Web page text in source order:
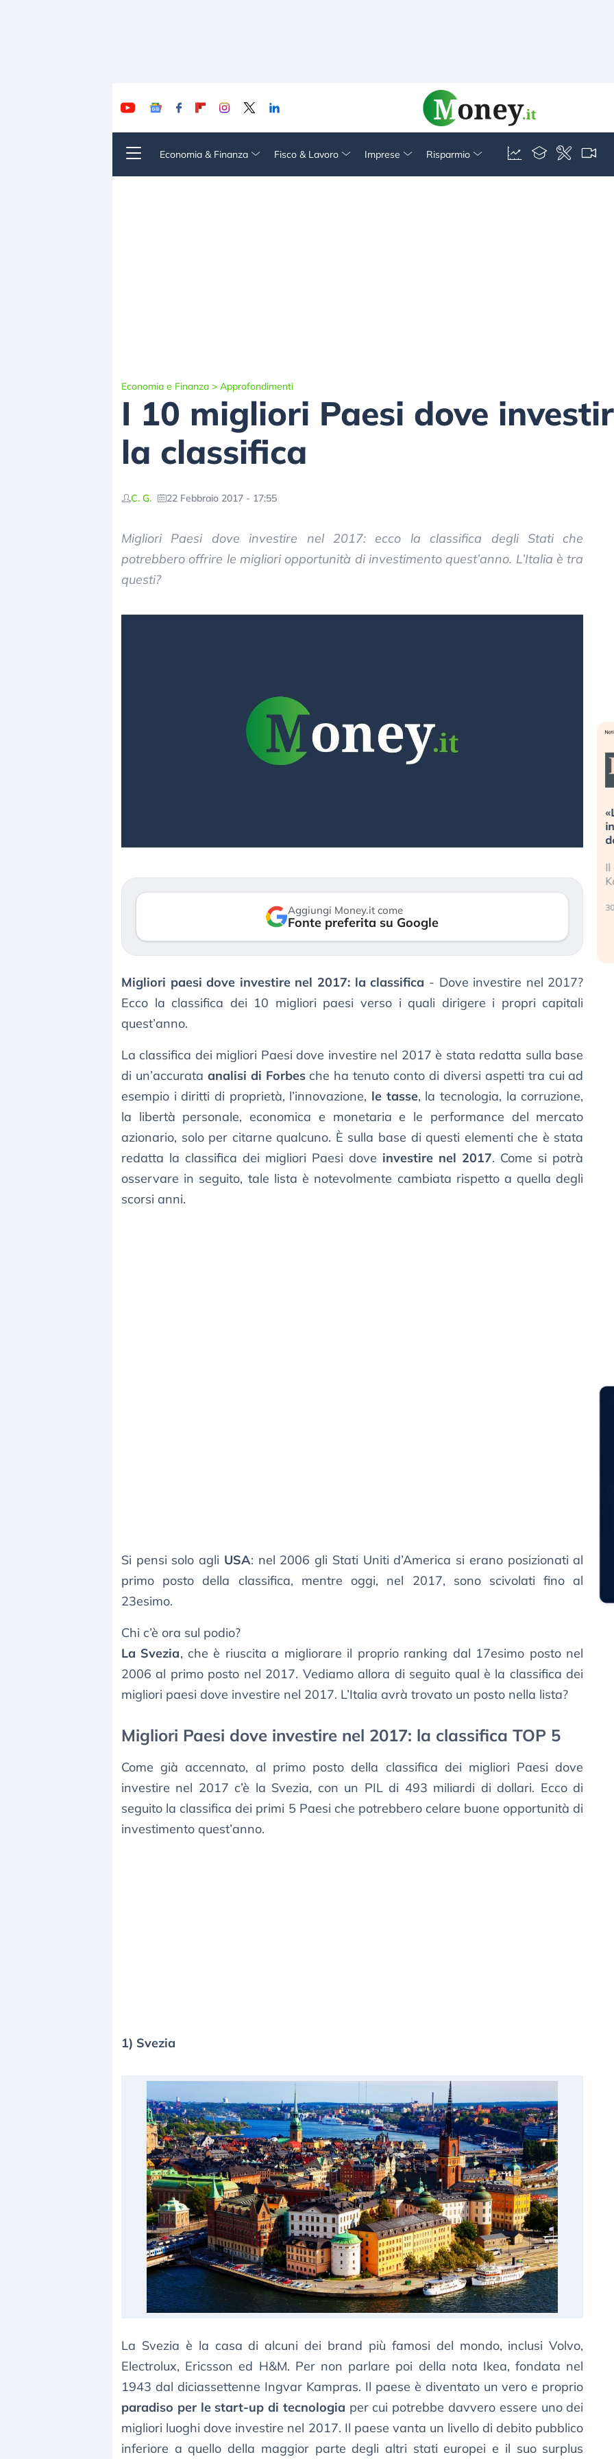
Economia & Finanza Fisco & Lavoro Imprese Risparmio
Economia e Finanza > Approfondimenti
I 10 migliori Paesi dove
la classifica
C. G. 22 Febbraio 2017 - 17:55
Migliori Paesi dove investire nel 2017: ecco la classifica degli Stati che
potrebbero offrire le migliori opportunità di investimento quest’anno. L’Italia è tra
questi?
Aggiungi Money.it come
Fonte preferita su Google
Migliori paesi dove investire nel 2017: la classifica - Dove investire nel 2017?
Ecco la classifica dei 10 migliori paesi verso i quali dirigere i propri capitali
quest’anno.
La classifica dei migliori Paesi dove investire nel 2017 è stata redatta sulla base
di un’accurata analisi di Forbesche ha tenuto conto di diversi aspetti tra cui ad
esempio i diritti di proprietà, l’innovazione, le tasse, la tecnologia, la corruzione,
la libertà personale, economica e monetaria e le performance del mercato
azionario, solo per citarne qualcuno. È sulla base di questi elementi che è stata
redatta la classifica dei migliori Paesi dove investire nel 2017. Come si potrà
osservare in seguito, tale lista è notevolmente cambiata rispetto a quella degli
scorsi anni.
Si pensi solo agli USA: nel 2006 gli Stati Uniti d’America si erano posizionati al
primo posto della classifica, mentre oggi, nel 2017, sono scivolati fino al
23esimo.
Chi c’è ora sul podio?
La Svezia, che è riuscita a migliorare il proprio ranking dal 17esimo posto nel
2006 al primo posto nel 2017. Vediamo allora di seguito qual è la classifica dei
migliori paesi dove investire nel 2017. L’Italia avrà trovato un posto nella lista?
Migliori Paesi dove investire nel 2017: la classifica TOP 5
Come già accennato, al primo posto della classifica dei migliori Paesi dove
investire nel 2017 c’è la Svezia, con un PIL di 493 miliardi di dollari. Ecco di
seguito la classifica dei primi 5 Paesi che potrebbero celare buone opportunità di
investimento quest’anno.
1) Svezia
La Svezia è la casa di alcuni dei brand più famosi del mondo, inclusi Volvo,
Electrolux, Ericsson ed H&M. Per non parlare poi della nota Ikea, fondata nel
1943 dal diciassettenne Ingvar Kampras. Il paese è diventato un vero e proprio
paradiso per le start-up di tecnologia per cui potrebbe davvero essere uno dei
migliori luoghi dove investire nel 2017. Il paese vanta un livello di debito pubblico
inferiore a quello della maggior parte degli altri stati europei e il suo surplus
mostrando segni di stanchezza
verso le (…)
Kospi, mentre gli investitori retail (…)